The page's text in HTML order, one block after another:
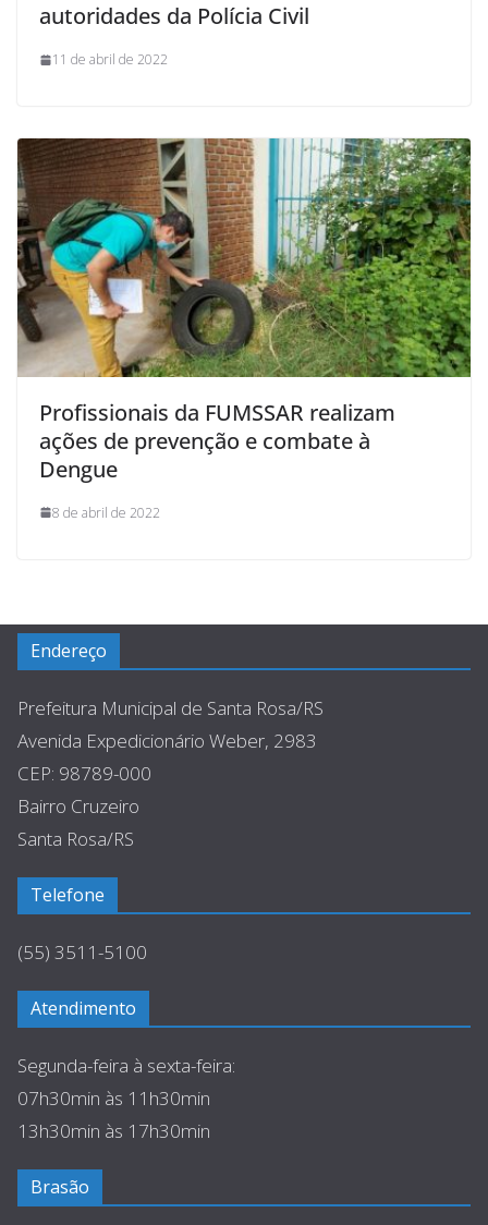
autoridades da Polícia Civil
11 de abril de 2022
Profissionais da FUMSSAR realizam
ações de prevenção e combate à
Dengue
8 de abril de 2022
Endereço
Prefeitura Municipal de Santa Rosa/RS
Avenida Expedicionário Weber, 2983
CEP: 98789-000
Bairro Cruzeiro
Santa Rosa/RS
Telefone
(55) 3511-5100
Atendimento
Segunda-feira à sexta-feira:
07h30min às 11h30min
13h30min às 17h30min
Brasão